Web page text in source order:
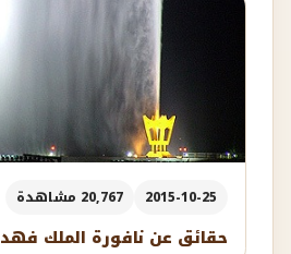
2015-10-25 20,767 مشاهدة
حقائق عن نافورة الملك فهد